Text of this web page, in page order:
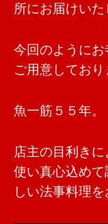
所にお届けいた
今回のように
ご用意しており
魚一筋５５年。
店主の目利き
使い真心込め
しい法事料理を